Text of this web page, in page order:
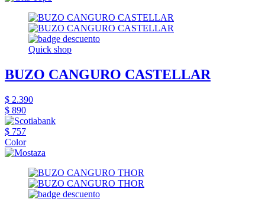
Quick shop
BUZO CANGURO CASTELLAR
$ 2.390
$ 890
$ 757
Color